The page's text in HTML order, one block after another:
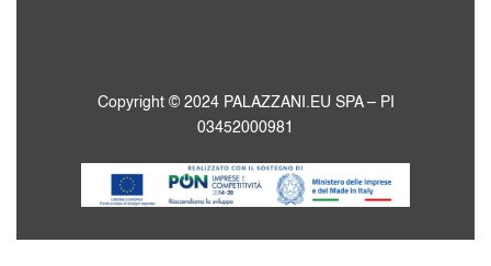
Copyright © 2024 PALAZZANI.EU SPA – PI
03452000981